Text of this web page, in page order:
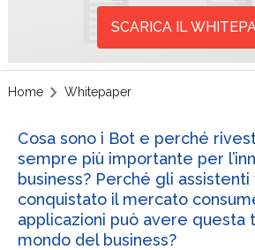
SCARICA IL
Home Whitepaper
Cosa sono i Bot e perché
sempre più importante per
business? Perché gli assistenti
conquistato il mercato
applicazioni può avere questa
mondo del business?